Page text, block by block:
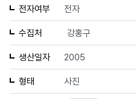
전자여부 전자
수집처 강홍구
생산일자 2005
형태 사진